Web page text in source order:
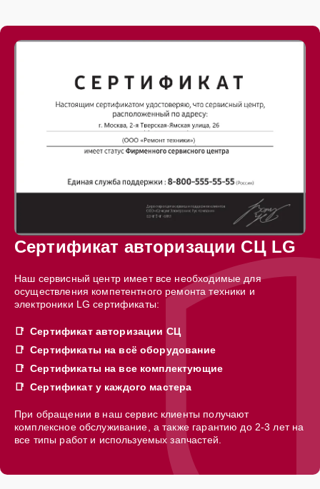
Сертификат авторизации СЦ LG
Наш сервисный центр имеет все необходимые для
осуществления компетентного ремонта техники и
электроники LG сертификаты:
Сертификат авторизации СЦ
Сертификаты на всё оборудование
Сертификаты на все комплектующие
Сертификат у каждого мастера
При обращении в наш сервис клиенты получают
комплексное обслуживание, а также гарантию до 2-3 лет на
все типы работ и используемых запчастей.